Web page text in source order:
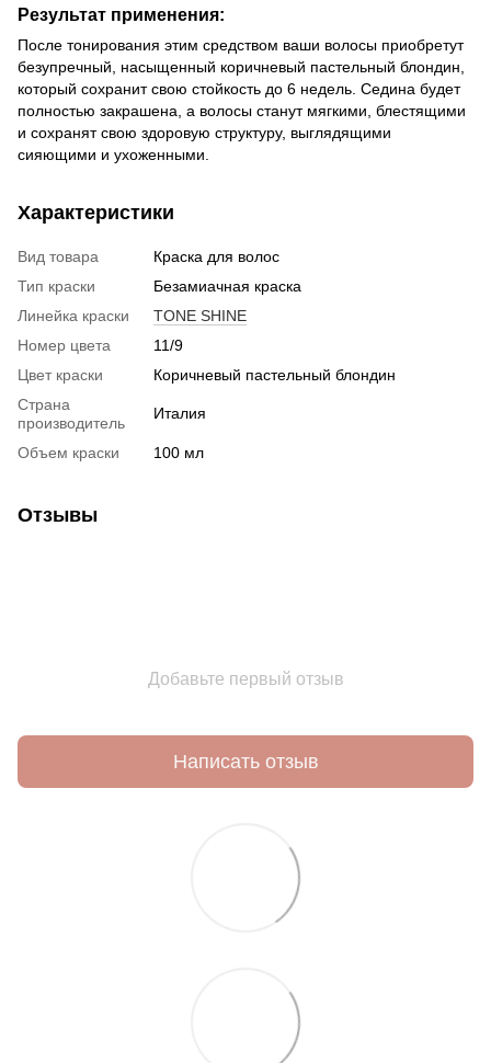
Результат применения:
После тонирования этим средством ваши волосы приобретут
безупречный, насыщенный коричневый пастельный блондин,
который сохранит свою стойкость до 6 недель. Седина будет
полностью закрашена, а волосы станут мягкими, блестящими
и сохранят свою здоровую структуру, выглядящими
сияющими и ухоженными.
Характеристики
Вид товара
Краска для волос
Тип краски
Безамиачная краска
Линейка краски
TONE SHINE
Номер цвета
11/9
Цвет краски
Коричневый пастельный блондин
Страна
производитель
Италия
Объем краски 100 мл
Отзывы
Добавьте первый отзыв
Написать отзыв